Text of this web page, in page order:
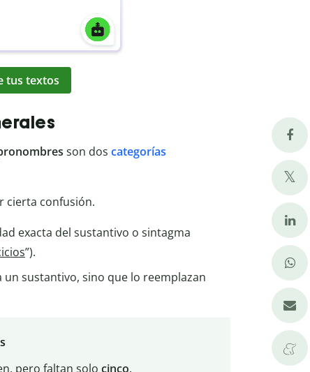
tus textos
son dos categorías
cierta confusión.
exacta del sustantivo o sintagma
”).
un sustantivo, sino que lo reemplazan
pero faltan solo cinco.